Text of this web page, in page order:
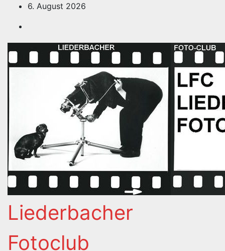
springen
6. August 2026
Liederbacher
Fotoclub